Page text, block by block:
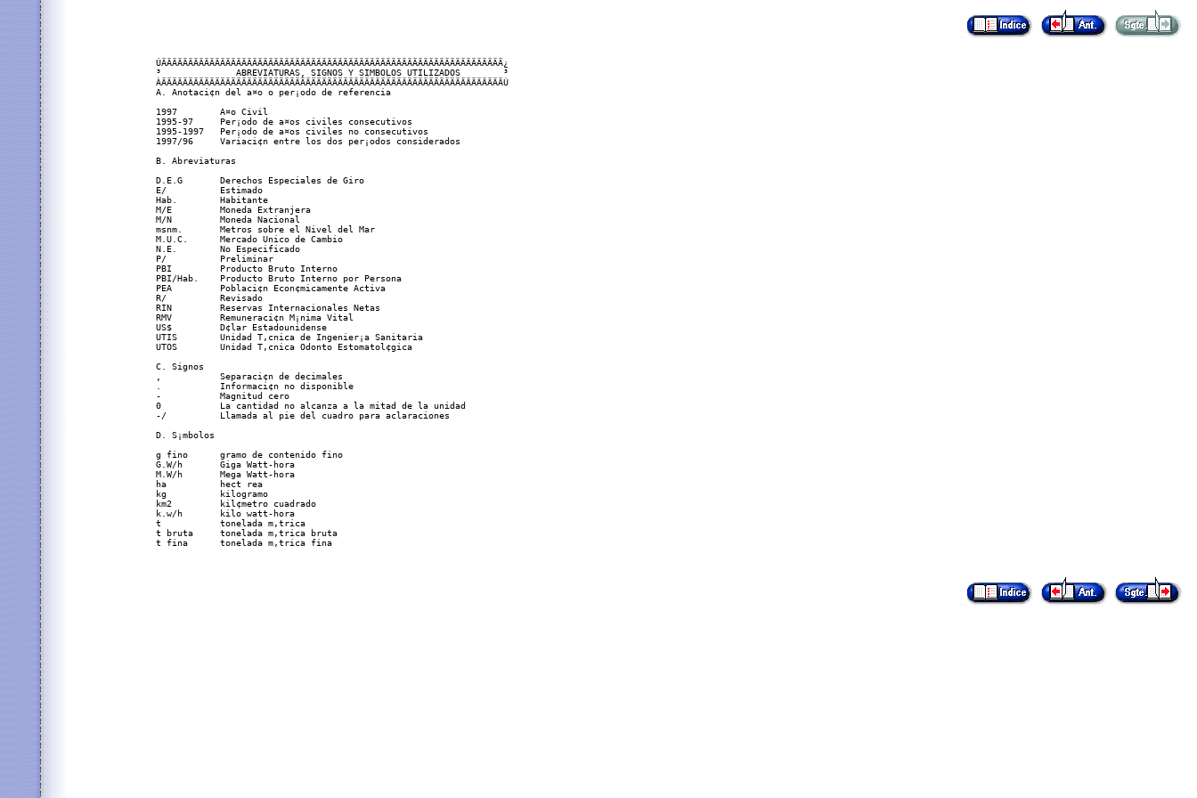
     ÚÄÄÄÄÄÄÄÄÄÄÄÄÄÄÄÄÄÄÄÄÄÄÄÄÄÄÄÄÄÄÄÄÄÄÄÄÄÄÄÄÄÄÄÄÄÄÄÄÄÄÄÄÄÄÄÄÄÄÄÄÄÄÄÄ¿
     ³              ABREVIATURAS, SIGNOS Y SIMBOLOS UTILIZADOS        ³
     ÀÄÄÄÄÄÄÄÄÄÄÄÄÄÄÄÄÄÄÄÄÄÄÄÄÄÄÄÄÄÄÄÄÄÄÄÄÄÄÄÄÄÄÄÄÄÄÄÄÄÄÄÄÄÄÄÄÄÄÄÄÄÄÄÄÙ
     A. Anotaci¢n del a¤o o per¡odo de referencia
     1997        A¤o Civil
     1995-97     Per¡odo de a¤os civiles consecutivos
     1995-1997   Per¡odo de a¤os civiles no consecutivos
     1997/96     Variaci¢n entre los dos per¡odos considerados
     B. Abreviaturas
     D.E.G       Derechos Especiales de Giro
     E/          Estimado
     Hab.        Habitante
     M/E         Moneda Extranjera
     M/N         Moneda Nacional
     msnm.       Metros sobre el Nivel del Mar
     M.U.C.      Mercado Unico de Cambio
     N.E.        No Especificado
     P/          Preliminar
     PBI         Producto Bruto Interno
     PBI/Hab.    Producto Bruto Interno por Persona
     PEA         Poblaci¢n Econ¢micamente Activa
     R/          Revisado
     RIN         Reservas Internacionales Netas
     RMV         Remuneraci¢n M¡nima Vital
     US$         D¢lar Estadounidense
     UTIS        Unidad T‚cnica de Ingenier¡a Sanitaria
     UTOS        Unidad T‚cnica Odonto Estomatol¢gica
     C. Signos
     ,           Separaci¢n de decimales
     .           Informaci¢n no disponible
     -           Magnitud cero
     0           La cantidad no alcanza a la mitad de la unidad
     -/          Llamada al pie del cuadro para aclaraciones
     D. S¡mbolos
     g fino      gramo de contenido fino
     G.W/h       Giga Watt-hora
     M.W/h       Mega Watt-hora
     ha          hect rea
     kg          kilogramo
     km2         kil¢metro cuadrado
     k.w/h       kilo watt-hora
     t           tonelada m‚trica
     t bruta     tonelada m‚trica bruta
     t fina      tonelada m‚trica fina